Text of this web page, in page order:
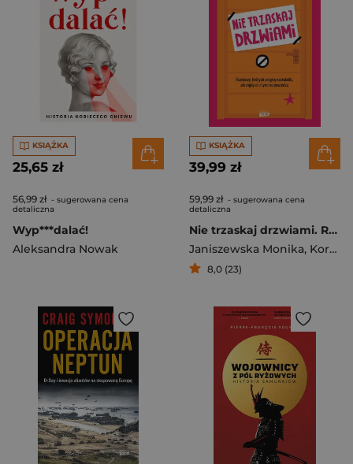
KSIĄŻKA
25,65 zł
56,99 zł - sugerowana cena
detaliczna
Wyp***dalać!
Aleksandra Nowak
KSIĄŻKA
39,99 zł
59,99 zł - sugerowana cena
detaliczna
Nie trzaskaj drzwiami. Rozmowy, których pragną nastolatki, ale nigdy ci o tym nie powiedzą
Janiszewska Monika, Korolczuk Renata
8,0 (23)